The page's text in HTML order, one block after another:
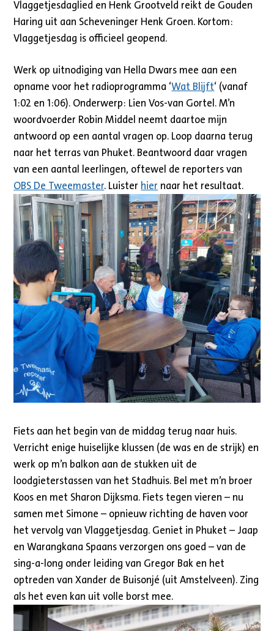
Vlaggetjesdaglied en Henk Grootveld reikt de Gouden
Haring uit aan Scheveninger Henk Groen. Kortom:
Vlaggetjesdag is officieel geopend.
Werk op uitnodiging van Hella Dwars mee aan een
opname voor het radioprogramma ‘Wat Blijft‘ (vanaf
1:02 en 1:06). Onderwerp: Lien Vos-van Gortel. M’n
woordvoerder Robin Middel neemt daartoe mijn
antwoord op een aantal vragen op. Loop daarna terug
naar het terras van Phuket. Beantwoord daar vragen
van een aantal leerlingen, oftewel de reporters van
OBS De Tweemaster. Luister hier naar het resultaat.
Fiets aan het begin van de middag terug naar huis.
Verricht enige huiselijke klussen (de was en de strijk) en
werk op m’n balkon aan de stukken uit de
loodgieterstassen van het Stadhuis. Bel met m’n broer
Koos en met Sharon Dijksma. Fiets tegen vieren – nu
samen met Simone – opnieuw richting de haven voor
het vervolg van Vlaggetjesdag. Geniet in Phuket – Jaap
en Warangkana Spaans verzorgen ons goed – van de
sing-a-long onder leiding van Gregor Bak en het
optreden van Xander de Buisonjé (uit Amstelveen). Zing
als het even kan uit volle borst mee.